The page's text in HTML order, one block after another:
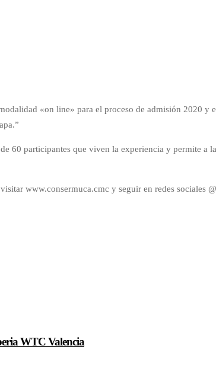
«on line» para el proceso de admisión 2020 y
60 participantes que viven la experiencia y permite a
www.consermuca.cmc y seguir en redes sociales
WTC Valencia